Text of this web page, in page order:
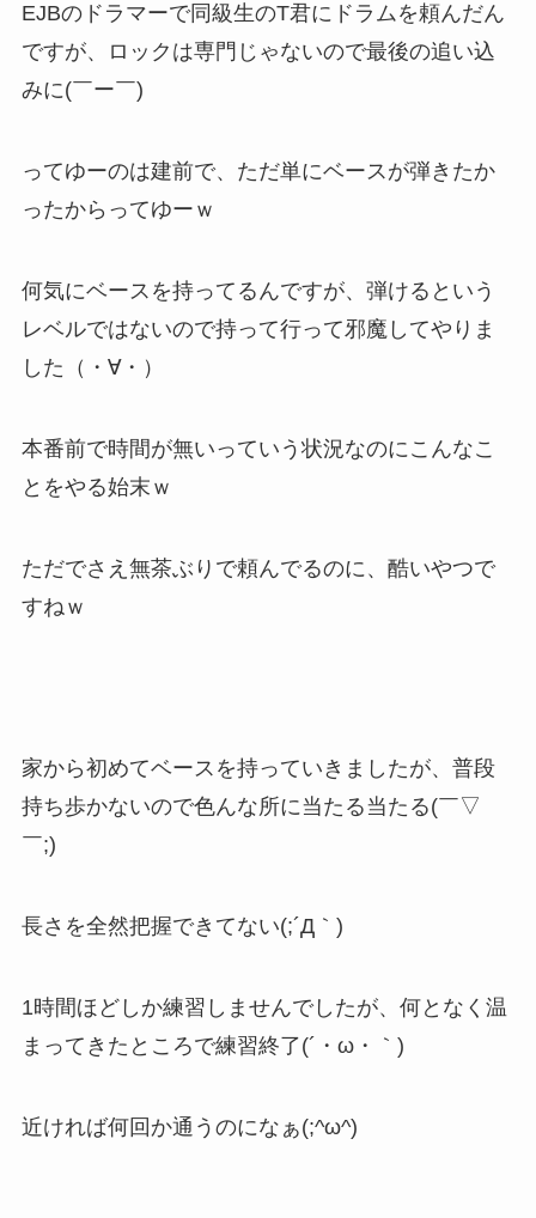
EJBのドラマーで同級生のT君にドラムを頼んだん
ですが、ロックは専門じゃないので最後の追い込
みに(￣ー￣)
ってゆーのは建前で、ただ単にベースが弾きたか
ったからってゆーｗ
何気にベースを持ってるんですが、弾けるという
レベルではないので持って行って邪魔してやりま
した（・∀・）
本番前で時間が無いっていう状況なのにこんなこ
とをやる始末ｗ
ただでさえ無茶ぶりで頼んでるのに、酷いやつで
すねｗ
家から初めてベースを持っていきましたが、普段
持ち歩かないので色んな所に当たる当たる(￣▽
￣;)
長さを全然把握できてない(;´Д｀)
1時間ほどしか練習しませんでしたが、何となく温
まってきたところで練習終了(´・ω・｀)
近ければ何回か通うのになぁ(;^ω^)